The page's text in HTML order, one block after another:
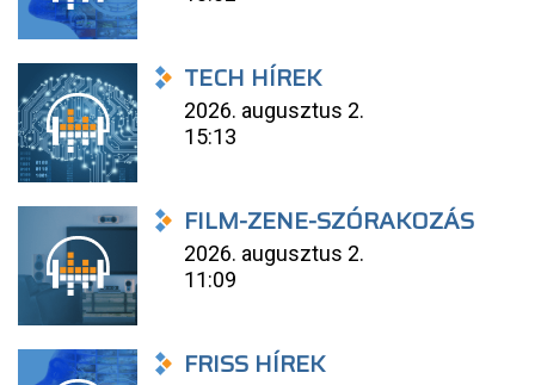
TECH HÍREK
2026. augusztus 2.
15:13
FILM-ZENE-SZÓRAKOZÁS
2026. augusztus 2.
11:09
FRISS HÍREK